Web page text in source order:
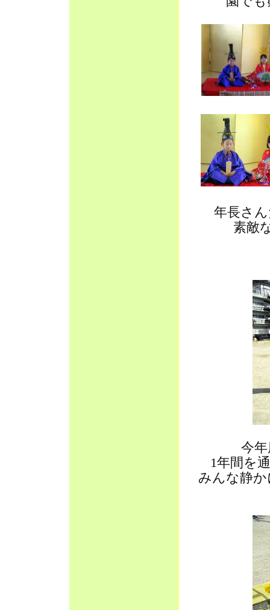
年長さ
素敵
今
1年間を
みんな静